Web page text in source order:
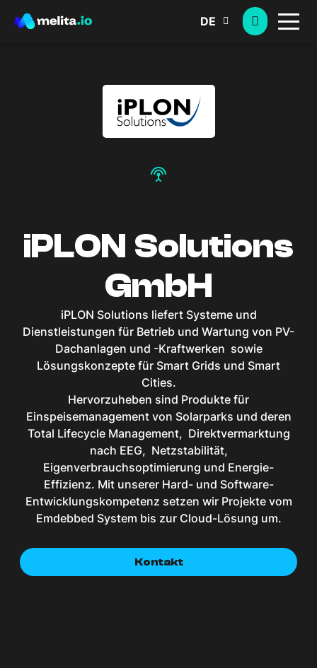
DE
settings_input_antenna
iPLON Solutions
GmbH
iPLON Solutions liefert Systeme und
Dienstleistungen für Betrieb und Wartung von PV-
Dachanlagen und -Kraftwerken sowie
Lösungskonzepte für Smart Grids und Smart
Cities.
Hervorzuheben sind Produkte für
Einspeisemanagement von Solarparks und deren
Total Lifecycle Management, Direktvermarktung
nach EEG, Netzstabilität,
Eigenverbrauchsoptimierung und Energie-
Effizienz. Mit unserer Hard- und Software-
Entwicklungskompetenz setzen wir Projekte vom
Emdebbed System bis zur Cloud-Lösung um.
Kontakt